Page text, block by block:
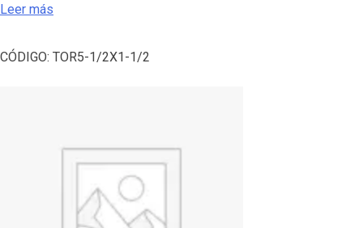
Leer más
CÓDIGO: TOR5-1/2X1-1/2